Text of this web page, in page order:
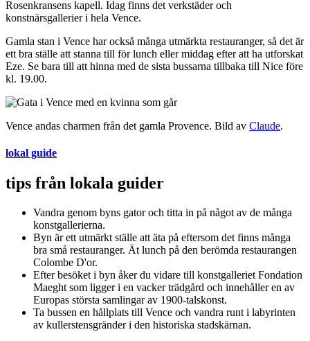
Rosenkransens kapell. Idag finns det verkstäder och
konstnärsgallerier i hela Vence.
Gamla stan i Vence har också många utmärkta restauranger, så det är
ett bra ställe att stanna till för lunch eller middag efter att ha utforskat
Eze. Se bara till att hinna med de sista bussarna tillbaka till Nice före
kl. 19.00.
Vence andas charmen från det gamla Provence. Bild av Claude.
lokal guide
tips från lokala guider
Vandra genom byns gator och titta in på något av de många
konstgallerierna.
Byn är ett utmärkt ställe att äta på eftersom det finns många
bra små restauranger. Ät lunch på den berömda restaurangen
Colombe D'or.
Efter besöket i byn åker du vidare till konstgalleriet Fondation
Maeght som ligger i en vacker trädgård och innehåller en av
Europas största samlingar av 1900-talskonst.
Ta bussen en hållplats till Vence och vandra runt i labyrinten
av kullerstensgränder i den historiska stadskärnan.